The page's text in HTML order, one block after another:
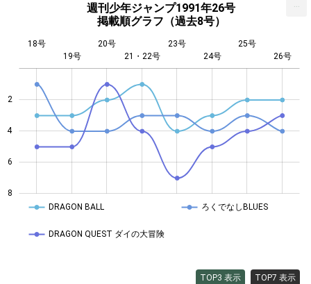
週刊少年ジャンプ1991年26号
掲載順グラフ（過去8号）
4
2
4
6
8
L
18号
19号
20号
21・22号
23号
24号
25号
26号
DRAGON BALL ろくでなしBLUES
DRAGON QUEST ダイの大冒険
TOP3 表示 TOP7 表示